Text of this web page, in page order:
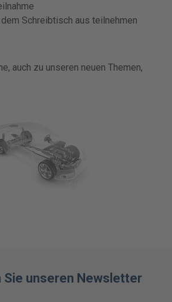
Schreibtisch aus teilnehmen
auch zu unseren neuen Themen,
Sie unseren Newsletter